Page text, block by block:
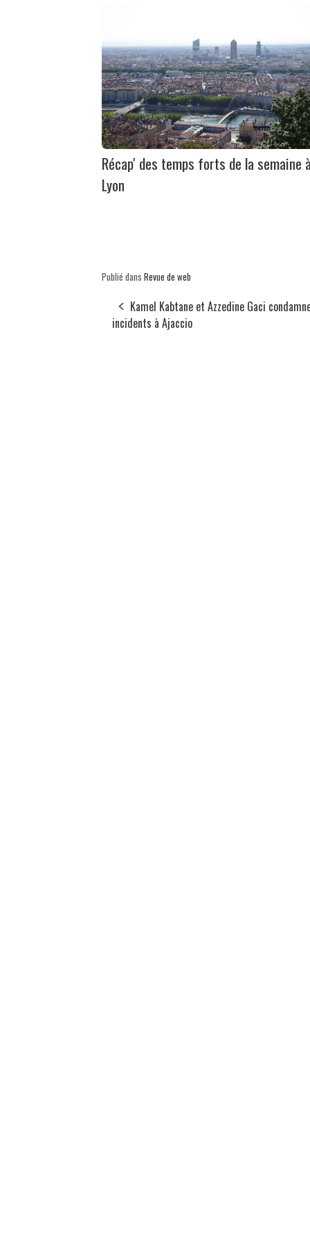
Récap' des temps forts de la semaine à
Lyon
Publié dans Revue de web
Kamel Kabtane et Azzedine Gaci
incidents à Ajaccio